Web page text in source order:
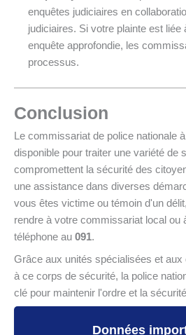
Données
enquêtes judiciaires en
judiciaires. Si votre plainte est liée
enquête approfondie, les
processus.
Conclusion
Le commissariat de police nationale à
disponible pour traiter une variété de
compromettent la sécurité des
une assistance dans diverses
vous êtes victime ou témoin d'un
rendre à votre commissariat local ou
téléphone au 091.
Grâce aux unités spécialisées et
à ce corps de sécurité, la police
clé pour maintenir l'ordre et la